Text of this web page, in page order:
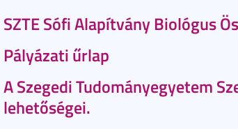
SZTE Sófi Alapítvány Biológus
Pályázati űrlap
A Szegedi Tudományegyetem
lehetőségei.